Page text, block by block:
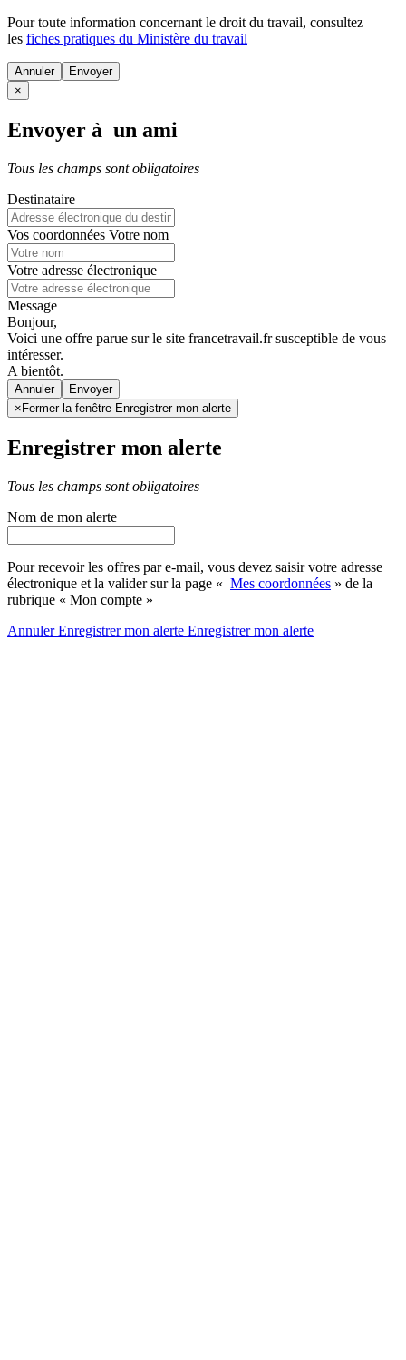
Pour toute information concernant le droit du travail, consultez
les fiches pratiques du Ministère du travail
Annuler
×
Envoyer à un ami
Tous les champs sont obligatoires
Destinataire
Vos coordonnées Votre nom
Votre adresse électronique
Message
Bonjour,
Voici une offre parue sur le site francetravail.fr susceptible de vous
intéresser.
A bientôt.
Annuler
× Fermer la fenêtre Enregistrer mon alerte
Enregistrer mon alerte
Tous les champs sont obligatoires
Nom de mon alerte
Pour recevoir les offres par e-mail, vous devez saisir votre adresse
électronique et la valider sur la page « Mes coordonnées » de la
rubrique « Mon compte »
AnnulerEnregistrer mon alerte Enregistrermon alerte